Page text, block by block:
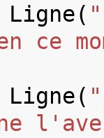
Ligne(
ce
Ligne(